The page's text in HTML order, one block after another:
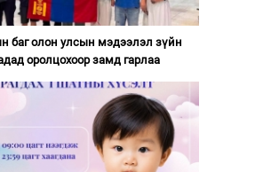
баг олон улсын мэдээлэл зүйн
оролцохоор замд гарлаа